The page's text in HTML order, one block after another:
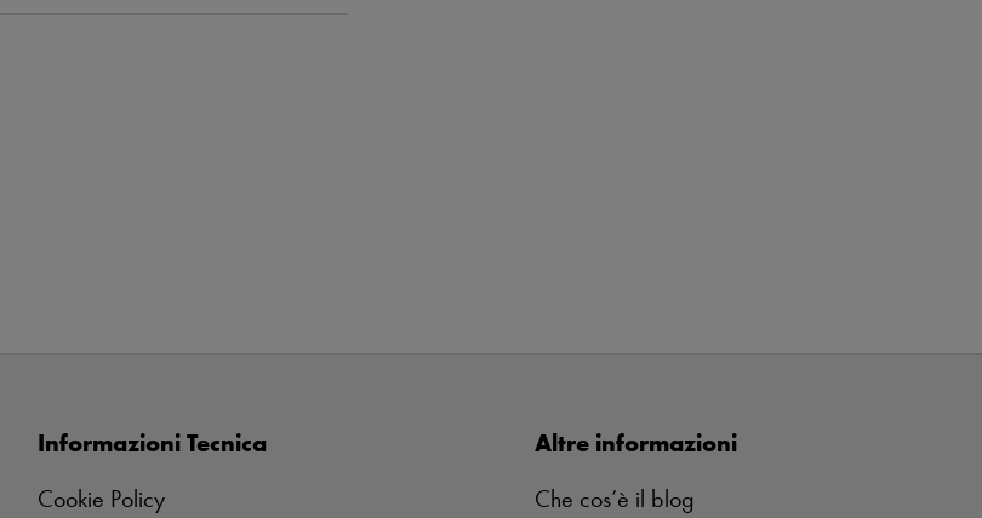
Informazioni Tecnica
Cookie Policy
Altre informazioni
Che cos’è il blog